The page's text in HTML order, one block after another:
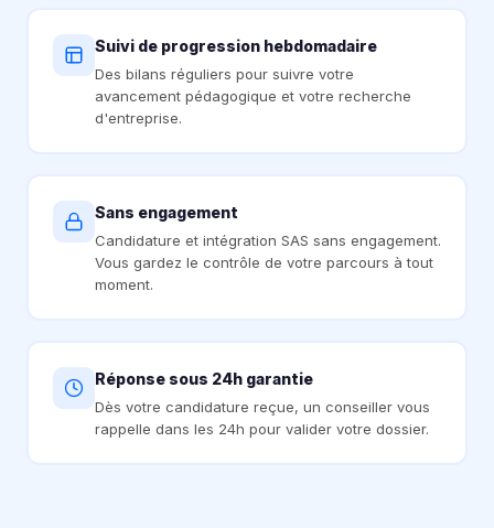
Suivi de progression hebdomadaire
Des bilans réguliers pour suivre votre
avancement pédagogique et votre recherche
d'entreprise.
Sans engagement
Candidature et intégration SAS sans engagement.
Vous gardez le contrôle de votre parcours à tout
moment.
Réponse sous 24h garantie
Dès votre candidature reçue, un conseiller vous
rappelle dans les 24h pour valider votre dossier.